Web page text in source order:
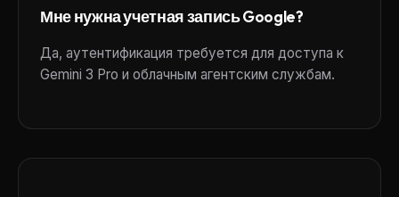
Мне нужна учетная запись Google?
Да, аутентификация требуется для доступа к
Gemini 3 Pro и облачным агентским службам.